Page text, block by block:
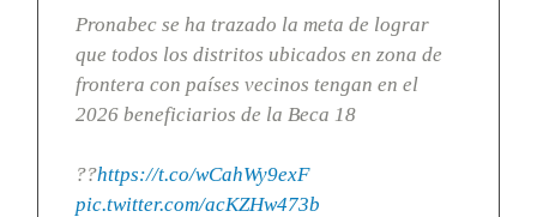
Pronabec se ha trazado la meta de lograr
que todos los distritos ubicados en zona de
frontera con países vecinos tengan en el
2026 beneficiarios de la Beca 18
??https://t.co/wCahWy9exF
pic.twitter.com/acKZHw473b